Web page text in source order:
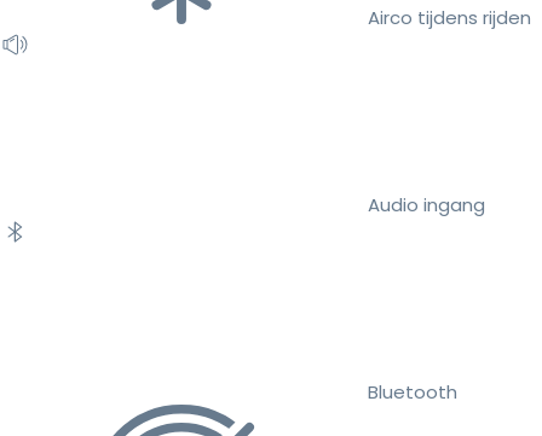
Airco tijdens rijden
Audio ingang
Bluetooth